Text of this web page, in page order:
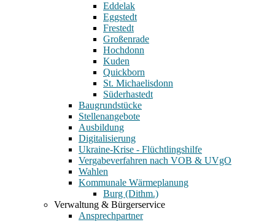
Eddelak
Eggstedt
Frestedt
Großenrade
Hochdonn
Kuden
Quickborn
St. Michaelisdonn
Süderhastedt
Baugrundstücke
Stellenangebote
Ausbildung
Digitalisierung
Ukraine-Krise - Flüchtlingshilfe
Vergabeverfahren nach VOB & UVgO
Wahlen
Kommunale Wärmeplanung
Burg (Dithm.)
Verwaltung & Bürgerservice
Ansprechpartner